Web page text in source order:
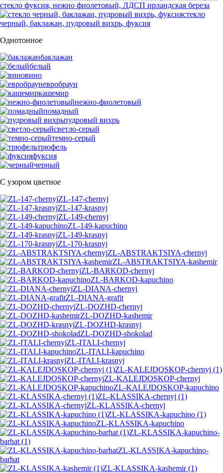
стекло фуксия, нежно фиолетовый, ЛДСП ирландская береза
стекло
черный, баклажан, пудровый вихрь, фуксия
Однотонное
баклажан
белый
вино
евробраун
кашемир
нежно-фиолетовый
помадный
пудровый вихрь
светло-серый
темно-серый
трюфель
фуксия
черный
С узором цветное
ZL-147-chernyj
ZL-147-krasnyj
ZL-149-chernyj
ZL-149-kapuchino
ZL-149-krasnyj
ZL-170-krasnyj
ZL-ABSTRAKTSIYA-chernyj
ZL-ABSTRAKTSIYA-kashemir
ZL-BARKOD-chernyj
ZL-BARKOD-kapuchino
ZL-DIANA-chernyj
ZL-DIANA-grafit
ZL-DOZHD-chernyj
ZL-DOZHD-kashemir
ZL-DOZHD-krasnyj
ZL-DOZHD-shokolad
ZL-ITALI-chernyj
ZL-ITALI-kapuchino
ZL-ITALI-krasnyj
ZL-KALEJDOSKOP-chernyj (1)
ZL-KALEJDOSKOP-chernyj
ZL-KALEJDOSKOP-kapuchino
ZL-KLASSIKA-chernyj (1)
ZL-KLASSIKA-chernyj
ZL-KLASSIKA-kapuchino (1)
ZL-KLASSIKA-kapuchino
ZL-KLASSIKA-kapuchino-
barhat (1)
ZL-KLASSIKA-kapuchino-
barhat
ZL-KLASSIKA-kashemir (1)